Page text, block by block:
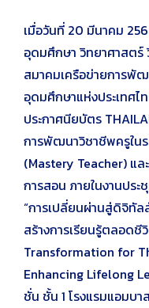
เมื่อวันที่ 20 มีนาคม
อุดมศึกษา วิทยาศาสตร์
สมาคมเครือข่ายการพั
อุดมศึกษาแห่งประเทศ
ประกาศนียบัตร
การพัฒนาวิชาชีพครูใน
(Mastery Teacher) แ
การสอน ภายในงานประ
“การเปลี่ยนผ่านสู่ดิจิทัล
สร้างการเรียนรู้ตลอด
Transformation for
Enhancing Lifelong
ชั่น ชั้น 1 โรงแรมแอมบา